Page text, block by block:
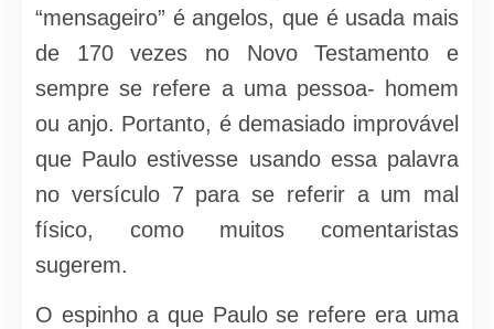
“mensageiro” é angelos, que é usada mais
de 170 vezes no Novo Testamento e
sempre se refere a uma pessoa- homem
ou anjo. Portanto, é demasiado improvável
que Paulo estivesse usando essa palavra
no versículo 7 para se referir a um mal
físico, como muitos comentaristas
sugerem.
O espinho a que Paulo se refere era uma